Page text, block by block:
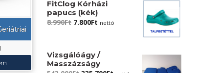
FitClog Kórházi
papucs (kék)
8.990Ft Original
8.990Ft.
7.800Ft Current
7.800Ft.
nettó
Vizsgálóágy /
Masszázságy